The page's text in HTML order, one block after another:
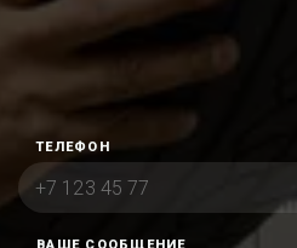
ТЕЛЕФОН